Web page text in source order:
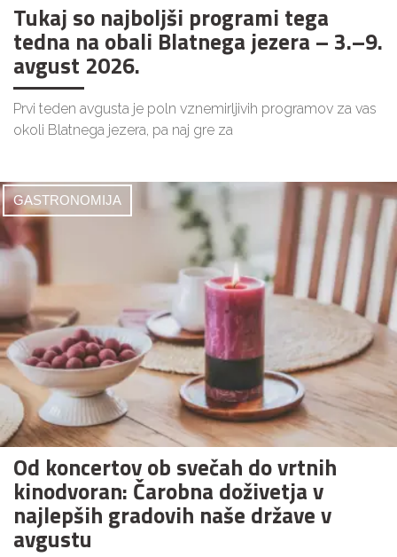
Tukaj so najboljši programi tega
tedna na obali Blatnega jezera – 3.–9.
avgust 2026.
Prvi teden avgusta je poln vznemirljivih programov za vas
okoli Blatnega jezera, pa naj gre za
GASTRONOMIJA
Od koncertov ob svečah do vrtnih
kinodvoran: Čarobna doživetja v
najlepših gradovih naše države v
avgustu